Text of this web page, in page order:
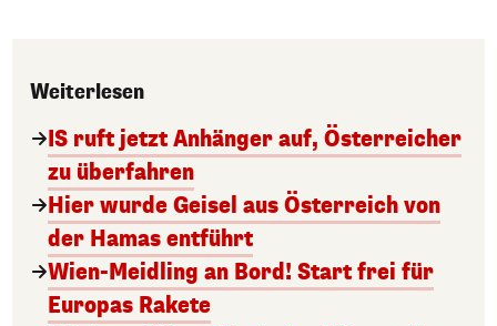
Weiterlesen
IS ruft jetzt Anhänger auf, Österreicher
zu überfahren
Hier wurde Geisel aus Österreich von
der Hamas entführt
Wien-Meidling an Bord! Start frei für
Europas Rakete